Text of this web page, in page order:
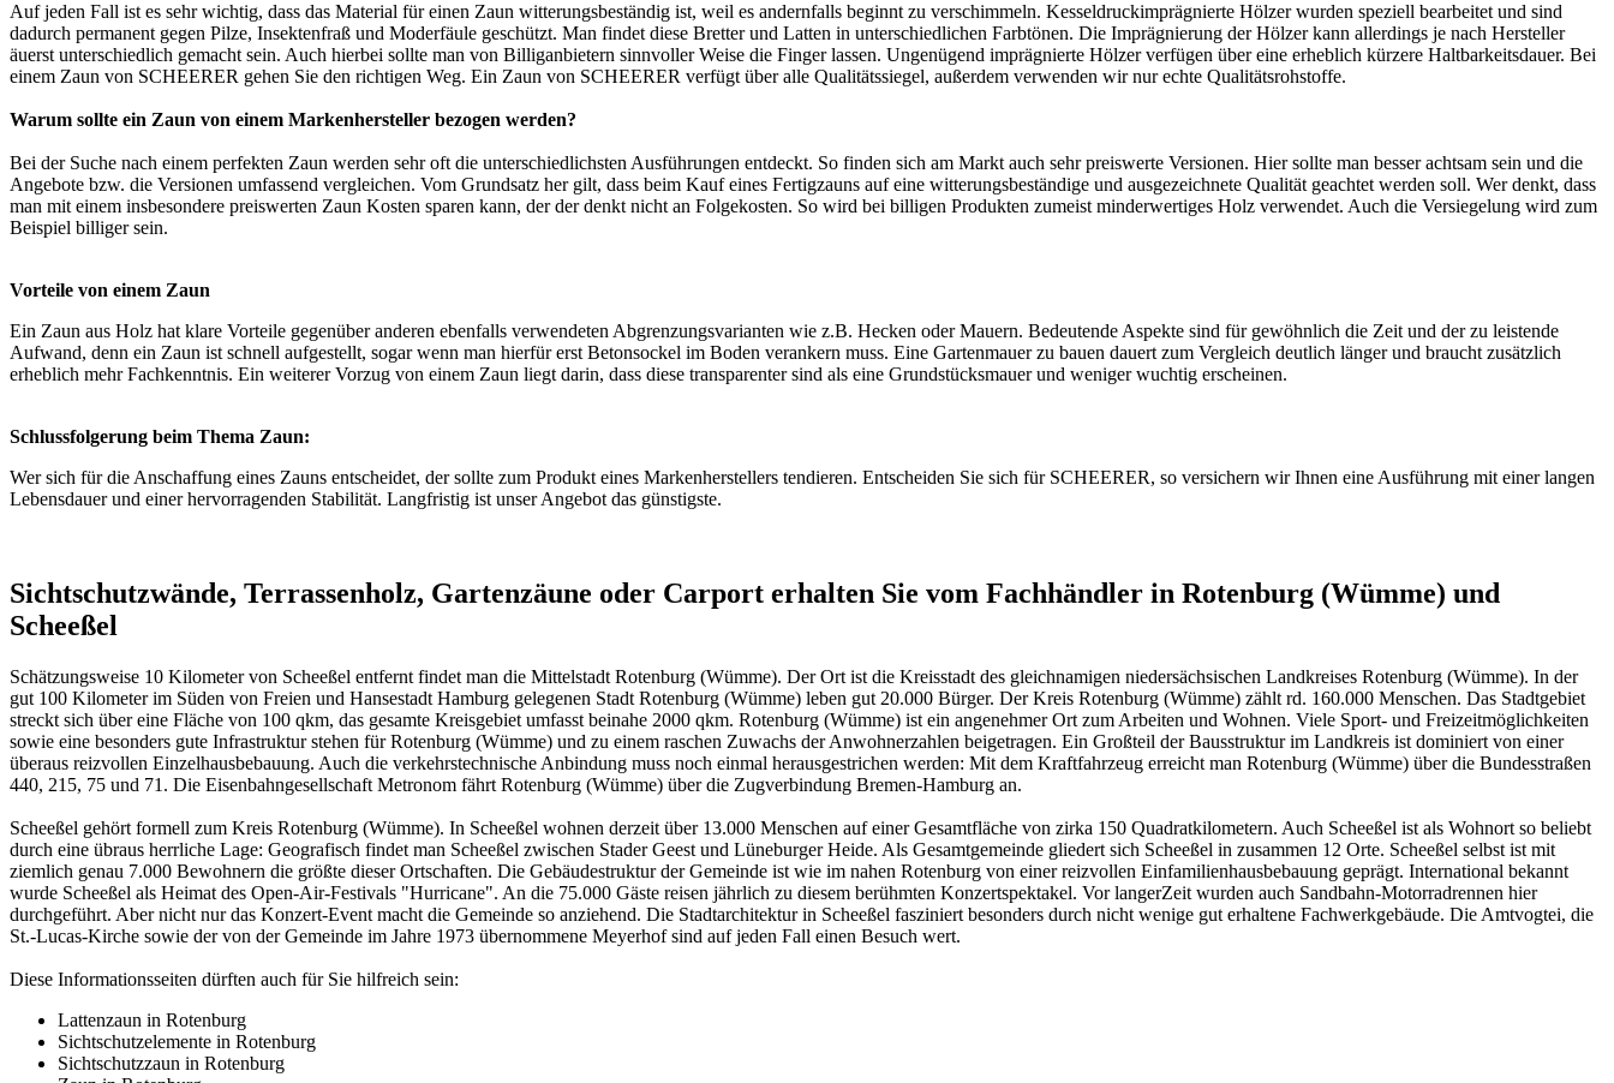
Auf jeden Fall ist es sehr wichtig, dass das Material für einen Zaun witterungsbeständig ist, weil es andernfalls beginnt zu verschimmeln. Kesseldruckimprägnierte Hölzer wurden speziell bearbeitet und sind
dadurch permanent gegen Pilze, Insektenfraß und Moderfäule geschützt. Man findet diese Bretter und Latten in unterschiedlichen Farbtönen. Die Imprägnierung der Hölzer kann allerdings je nach Hersteller
äuerst unterschiedlich gemacht sein. Auch hierbei sollte man von Billiganbietern sinnvoller Weise die Finger lassen. Ungenügend imprägnierte Hölzer verfügen über eine erheblich kürzere Haltbarkeitsdauer. Bei
einem Zaun von SCHEERER gehen Sie den richtigen Weg. Ein Zaun von SCHEERER verfügt über alle Qualitätssiegel, außerdem verwenden wir nur echte Qualitätsrohstoffe.
Warum sollte ein Zaun von einem Markenhersteller bezogen werden?
Bei der Suche nach einem perfekten Zaun werden sehr oft die unterschiedlichsten Ausführungen entdeckt. So finden sich am Markt auch sehr preiswerte Versionen. Hier sollte man besser achtsam sein und die
Angebote bzw. die Versionen umfassend vergleichen. Vom Grundsatz her gilt, dass beim Kauf eines Fertigzauns auf eine witterungsbeständige und ausgezeichnete Qualität geachtet werden soll. Wer denkt, dass
man mit einem insbesondere preiswerten Zaun Kosten sparen kann, der der denkt nicht an Folgekosten. So wird bei billigen Produkten zumeist minderwertiges Holz verwendet. Auch die Versiegelung wird zum
Beispiel billiger sein.
Vorteile von einem Zaun
Ein Zaun aus Holz hat klare Vorteile gegenüber anderen ebenfalls verwendeten Abgrenzungsvarianten wie z.B. Hecken oder Mauern. Bedeutende Aspekte sind für gewöhnlich die Zeit und der zu leistende
Aufwand, denn ein Zaun ist schnell aufgestellt, sogar wenn man hierfür erst Betonsockel im Boden verankern muss. Eine Gartenmauer zu bauen dauert zum Vergleich deutlich länger und braucht zusätzlich
erheblich mehr Fachkenntnis. Ein weiterer Vorzug von einem Zaun liegt darin, dass diese transparenter sind als eine Grundstücksmauer und weniger wuchtig erscheinen.
Schlussfolgerung beim Thema Zaun:
Wer sich für die Anschaffung eines Zauns entscheidet, der sollte zum Produkt eines Markenherstellers tendieren. Entscheiden Sie sich für SCHEERER, so versichern wir Ihnen eine Ausführung mit einer langen
Lebensdauer und einer hervorragenden Stabilität. Langfristig ist unser Angebot das günstigste.
Sichtschutzwände, Terrassenholz, Gartenzäune oder Carport erhalten Sie vom Fachhändler in Rotenburg (Wümme) und
Scheeßel
Schätzungsweise 10 Kilometer von Scheeßel entfernt findet man die Mittelstadt Rotenburg (Wümme). Der Ort ist die Kreisstadt des gleichnamigen niedersächsischen Landkreises Rotenburg (Wümme). In der
gut 100 Kilometer im Süden von Freien und Hansestadt Hamburg gelegenen Stadt Rotenburg (Wümme) leben gut 20.000 Bürger. Der Kreis Rotenburg (Wümme) zählt rd. 160.000 Menschen. Das Stadtgebiet
streckt sich über eine Fläche von 100 qkm, das gesamte Kreisgebiet umfasst beinahe 2000 qkm. Rotenburg (Wümme) ist ein angenehmer Ort zum Arbeiten und Wohnen. Viele Sport- und Freizeitmöglichkeiten
sowie eine besonders gute Infrastruktur stehen für Rotenburg (Wümme) und zu einem raschen Zuwachs der Anwohnerzahlen beigetragen. Ein Großteil der Bausstruktur im Landkreis ist dominiert von einer
überaus reizvollen Einzelhausbebauung. Auch die verkehrstechnische Anbindung muss noch einmal herausgestrichen werden: Mit dem Kraftfahrzeug erreicht man Rotenburg (Wümme) über die Bundesstraßen
440, 215, 75 und 71. Die Eisenbahngesellschaft Metronom fährt Rotenburg (Wümme) über die Zugverbindung Bremen-Hamburg an.
Scheeßel gehört formell zum Kreis Rotenburg (Wümme). In Scheeßel wohnen derzeit über 13.000 Menschen auf einer Gesamtfläche von zirka 150 Quadratkilometern. Auch Scheeßel ist als Wohnort so beliebt
durch eine übraus herrliche Lage: Geografisch findet man Scheeßel zwischen Stader Geest und Lüneburger Heide. Als Gesamtgemeinde gliedert sich Scheeßel in zusammen 12 Orte. Scheeßel selbst ist mit
ziemlich genau 7.000 Bewohnern die größte dieser Ortschaften. Die Gebäudestruktur der Gemeinde ist wie im nahen Rotenburg von einer reizvollen Einfamilienhausbebauung geprägt. International bekannt
wurde Scheeßel als Heimat des Open-Air-Festivals "Hurricane". An die 75.000 Gäste reisen jährlich zu diesem berühmten Konzertspektakel. Vor langerZeit wurden auch Sandbahn-Motorradrennen hier
durchgeführt. Aber nicht nur das Konzert-Event macht die Gemeinde so anziehend. Die Stadtarchitektur in Scheeßel fasziniert besonders durch nicht wenige gut erhaltene Fachwerkgebäude. Die Amtvogtei, die
St.-Lucas-Kirche sowie der von der Gemeinde im Jahre 1973 übernommene Meyerhof sind auf jeden Fall einen Besuch wert.
Diese Informationsseiten dürften auch für Sie hilfreich sein:
Lattenzaun in Rotenburg
Sichtschutzelemente in Rotenburg
Sichtschutzzaun in Rotenburg